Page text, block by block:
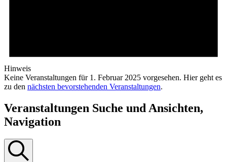
Hinweis
Keine Veranstaltungen für 1. Februar 2025 vorgesehen. Hier geht es
zu den nächsten bevorstehenden Veranstaltungen.
Veranstaltungen Suche und Ansichten,
Navigation